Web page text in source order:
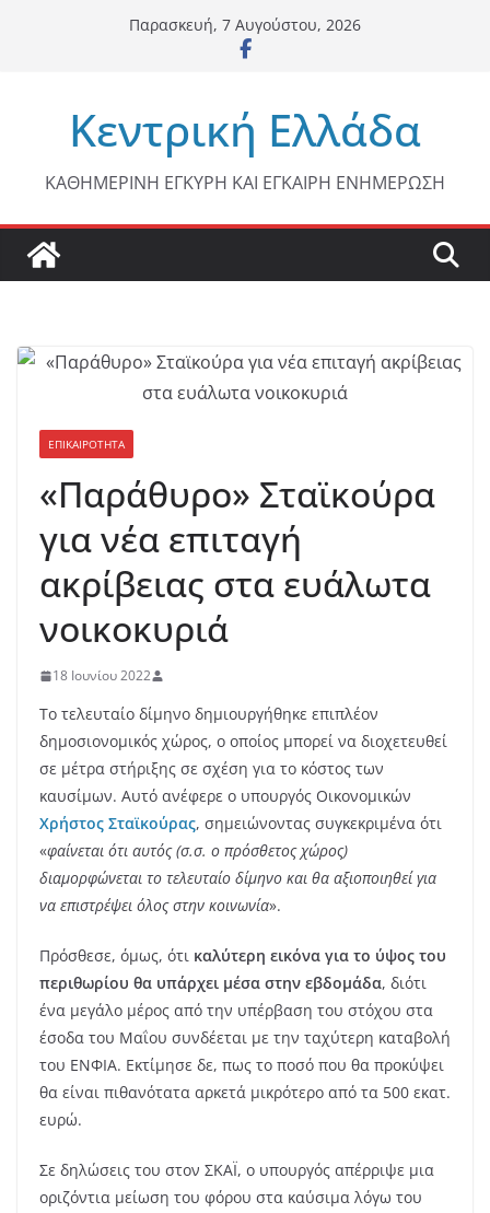
Παρασκευή, 7 Αυγούστου, 2026
Κεντρική Ελλάδα
ΚΑΘΗΜΕΡΙΝΗ ΕΓΚΥΡΗ ΚΑΙ ΕΓΚΑΙΡΗ ΕΝΗΜΕΡΩΣΗ
ΕΠΙΚΑΙΡΟΤΗΤΑ
«Παράθυρο» Σταϊκούρα
για νέα επιταγή
ακρίβειας στα ευάλωτα
νοικοκυριά
18 Ιουνίου 2022
Το τελευταίο δίμηνο δημιουργήθηκε επιπλέον
δημοσιονομικός χώρος, ο οποίος μπορεί να διοχετευθεί
σε μέτρα στήριξης σε σχέση για το κόστος των
καυσίμων. Αυτό ανέφερε ο υπουργός Οικονομικών
Χρήστος Σταϊκούρας, σημειώνοντας συγκεκριμένα ότι
«φαίνεται ότι αυτός (σ.σ. ο πρόσθετος χώρος)
διαμορφώνεται το τελευταίο δίμηνο και θα αξιοποιηθεί για
να επιστρέψει όλος στην κοινωνία».
Πρόσθεσε, όμως, ότι καλύτερη εικόνα για το ύψος του
περιθωρίου θα υπάρχει μέσα στην εβδομάδα, διότι
ένα μεγάλο μέρος από την υπέρβαση του στόχου στα
έσοδα του Μαΐου συνδέεται με την ταχύτερη καταβολή
του ΕΝΦΙΑ. Εκτίμησε δε, πως το ποσό που θα προκύψει
θα είναι πιθανότατα αρκετά μικρότερο από τα 500 εκατ.
ευρώ.
Σε δηλώσεις του στον ΣΚΑΪ, ο υπουργός απέρριψε μια
οριζόντια μείωση του φόρου στα καύσιμα λόγω του